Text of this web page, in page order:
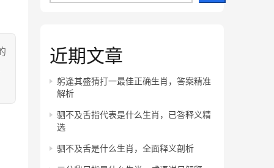
近期文章
躬逢其盛猜打一最佳正确生肖，答案精准
解析
驷不及舌指代表是什么生肖，已答释义精
选
驷不及舌是什么生肖，全面释义剖析